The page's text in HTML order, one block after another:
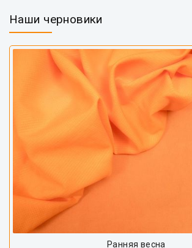
Наши черновики
Ранняя весна